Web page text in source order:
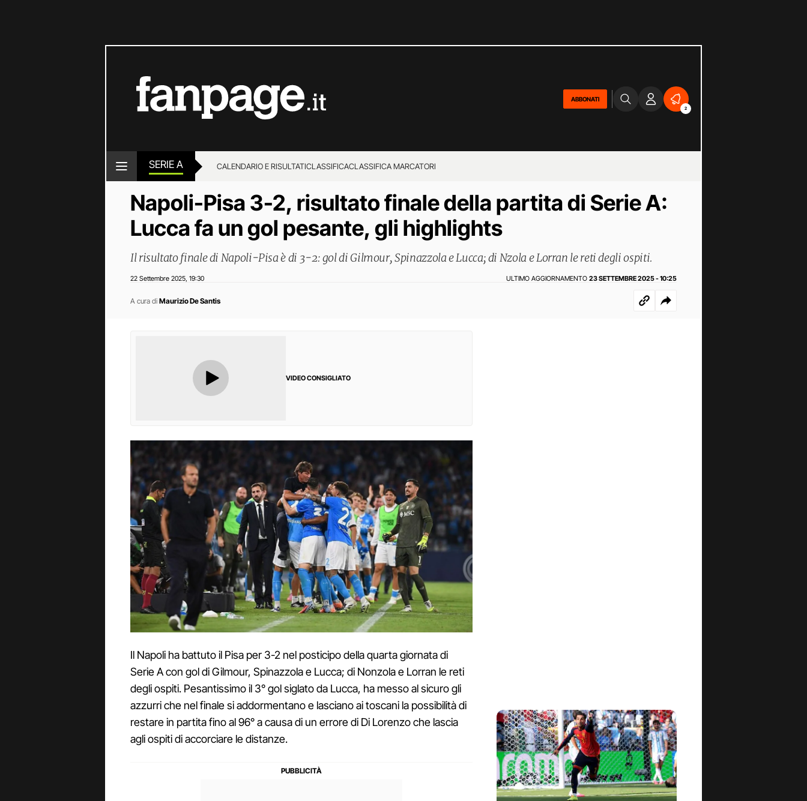
ABBONATI
2
SERIE A CALENDARIO E RISULTATICLASSIFICACLASSIFICA MARCATORI
Napoli-Pisa 3-2, risultato finale della partita di Serie A:
Lucca fa un gol pesante, gli highlights
Il risultato finale di Napoli-Pisa è di 3-2: gol di Gilmour, Spinazzola e Lucca; di Nzola e Lorran le reti degli ospiti.
22 Settembre 2025 19:30 ULTIMO AGGIORNAMENTO 23 SETTEMBRE 2025 - 10:25
A cura di Maurizio De Santis
VIDEO CONSIGLIATO
Il Napoli ha battuto il Pisa per 3-2 nel posticipo della quarta giornata di
Serie A con gol di Gilmour, Spinazzola e Lucca; di Nonzola e Lorran le reti
degli ospiti. Pesantissimo il 3° gol siglato da Lucca, ha messo al sicuro gli
azzurri che nel finale si addormentano e lasciano ai toscani la possibilità di
restare in partita fino al 96° a causa di un errore di Di Lorenzo che lascia
agli ospiti di accorciare le distanze.